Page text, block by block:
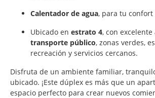
Calentador de agua, para tu confort
Ubicado en estrato 4, con excelente
transporte público, zonas verdes,
recreación y servicios cercanos.
Disfruta de un ambiente familiar,
ubicado. ¡Este dúplex es más que un
espacio perfecto para crear nuevos